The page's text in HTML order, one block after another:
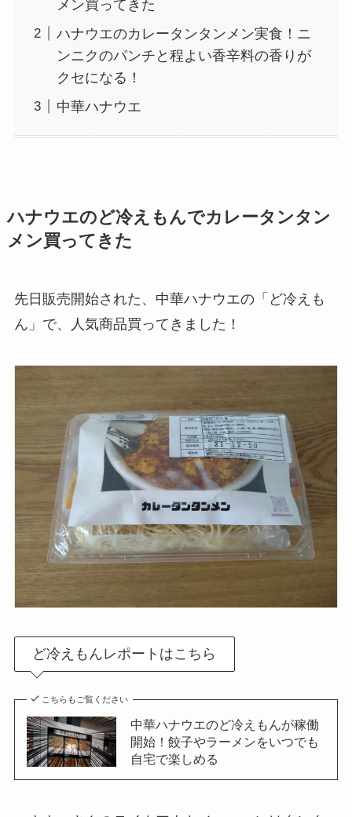
メン買ってきた
ハナウエのカレータンタンメン実食！ニ
ンニクのパンチと程よい香辛料の香りが
クセになる！
中華ハナウエ
ハナウエのど冷えもんでカレータンタン
メン買ってきた
先日販売開始された、中華ハナウエの「ど冷えも
ん」で、人気商品買ってきました！
ど冷えもんレポートはこちら
こちらもご覧ください
中華ハナウエのど冷えもんが稼働
開始！餃子やラーメンをいつでも
自宅で楽しめる